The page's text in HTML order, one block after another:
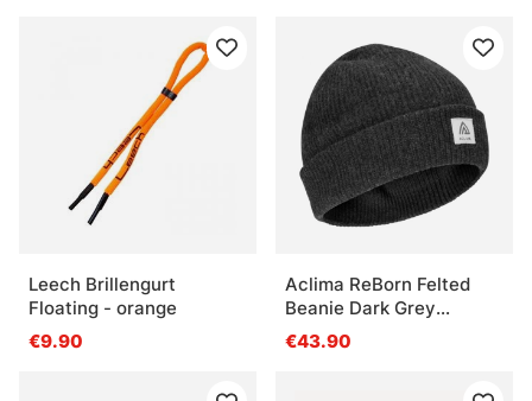
Leech Brillengurt
Floating - orange
€9.90
Aclima ReBorn Felted
Beanie Dark Grey
Melange
€43.90